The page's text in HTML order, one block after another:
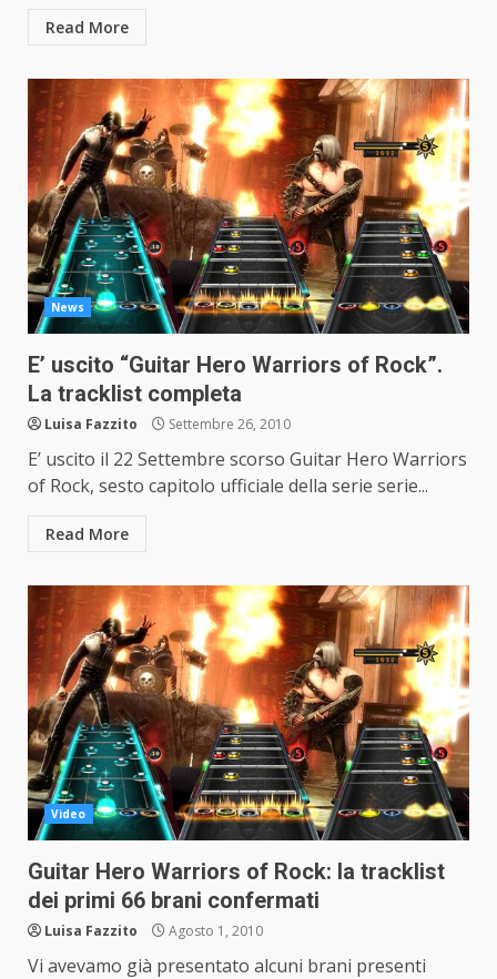
Read More
News
E’ uscito “Guitar Hero Warriors of Rock”.
La tracklist completa
Luisa Fazzito Settembre 26, 2010
E’ uscito il 22 Settembre scorso Guitar Hero Warriors
of Rock, sesto capitolo ufficiale della serie serie...
Read More
Video
Guitar Hero Warriors of Rock: la tracklist
dei primi 66 brani confermati
Luisa Fazzito Agosto 1, 2010
Vi avevamo già presentato alcuni brani presenti